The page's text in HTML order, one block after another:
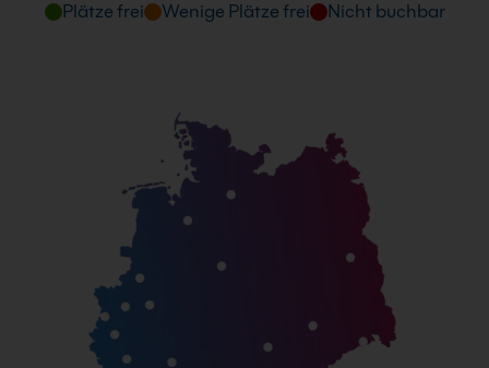
Plätze frei Wenige Plätze frei Nicht buchbar